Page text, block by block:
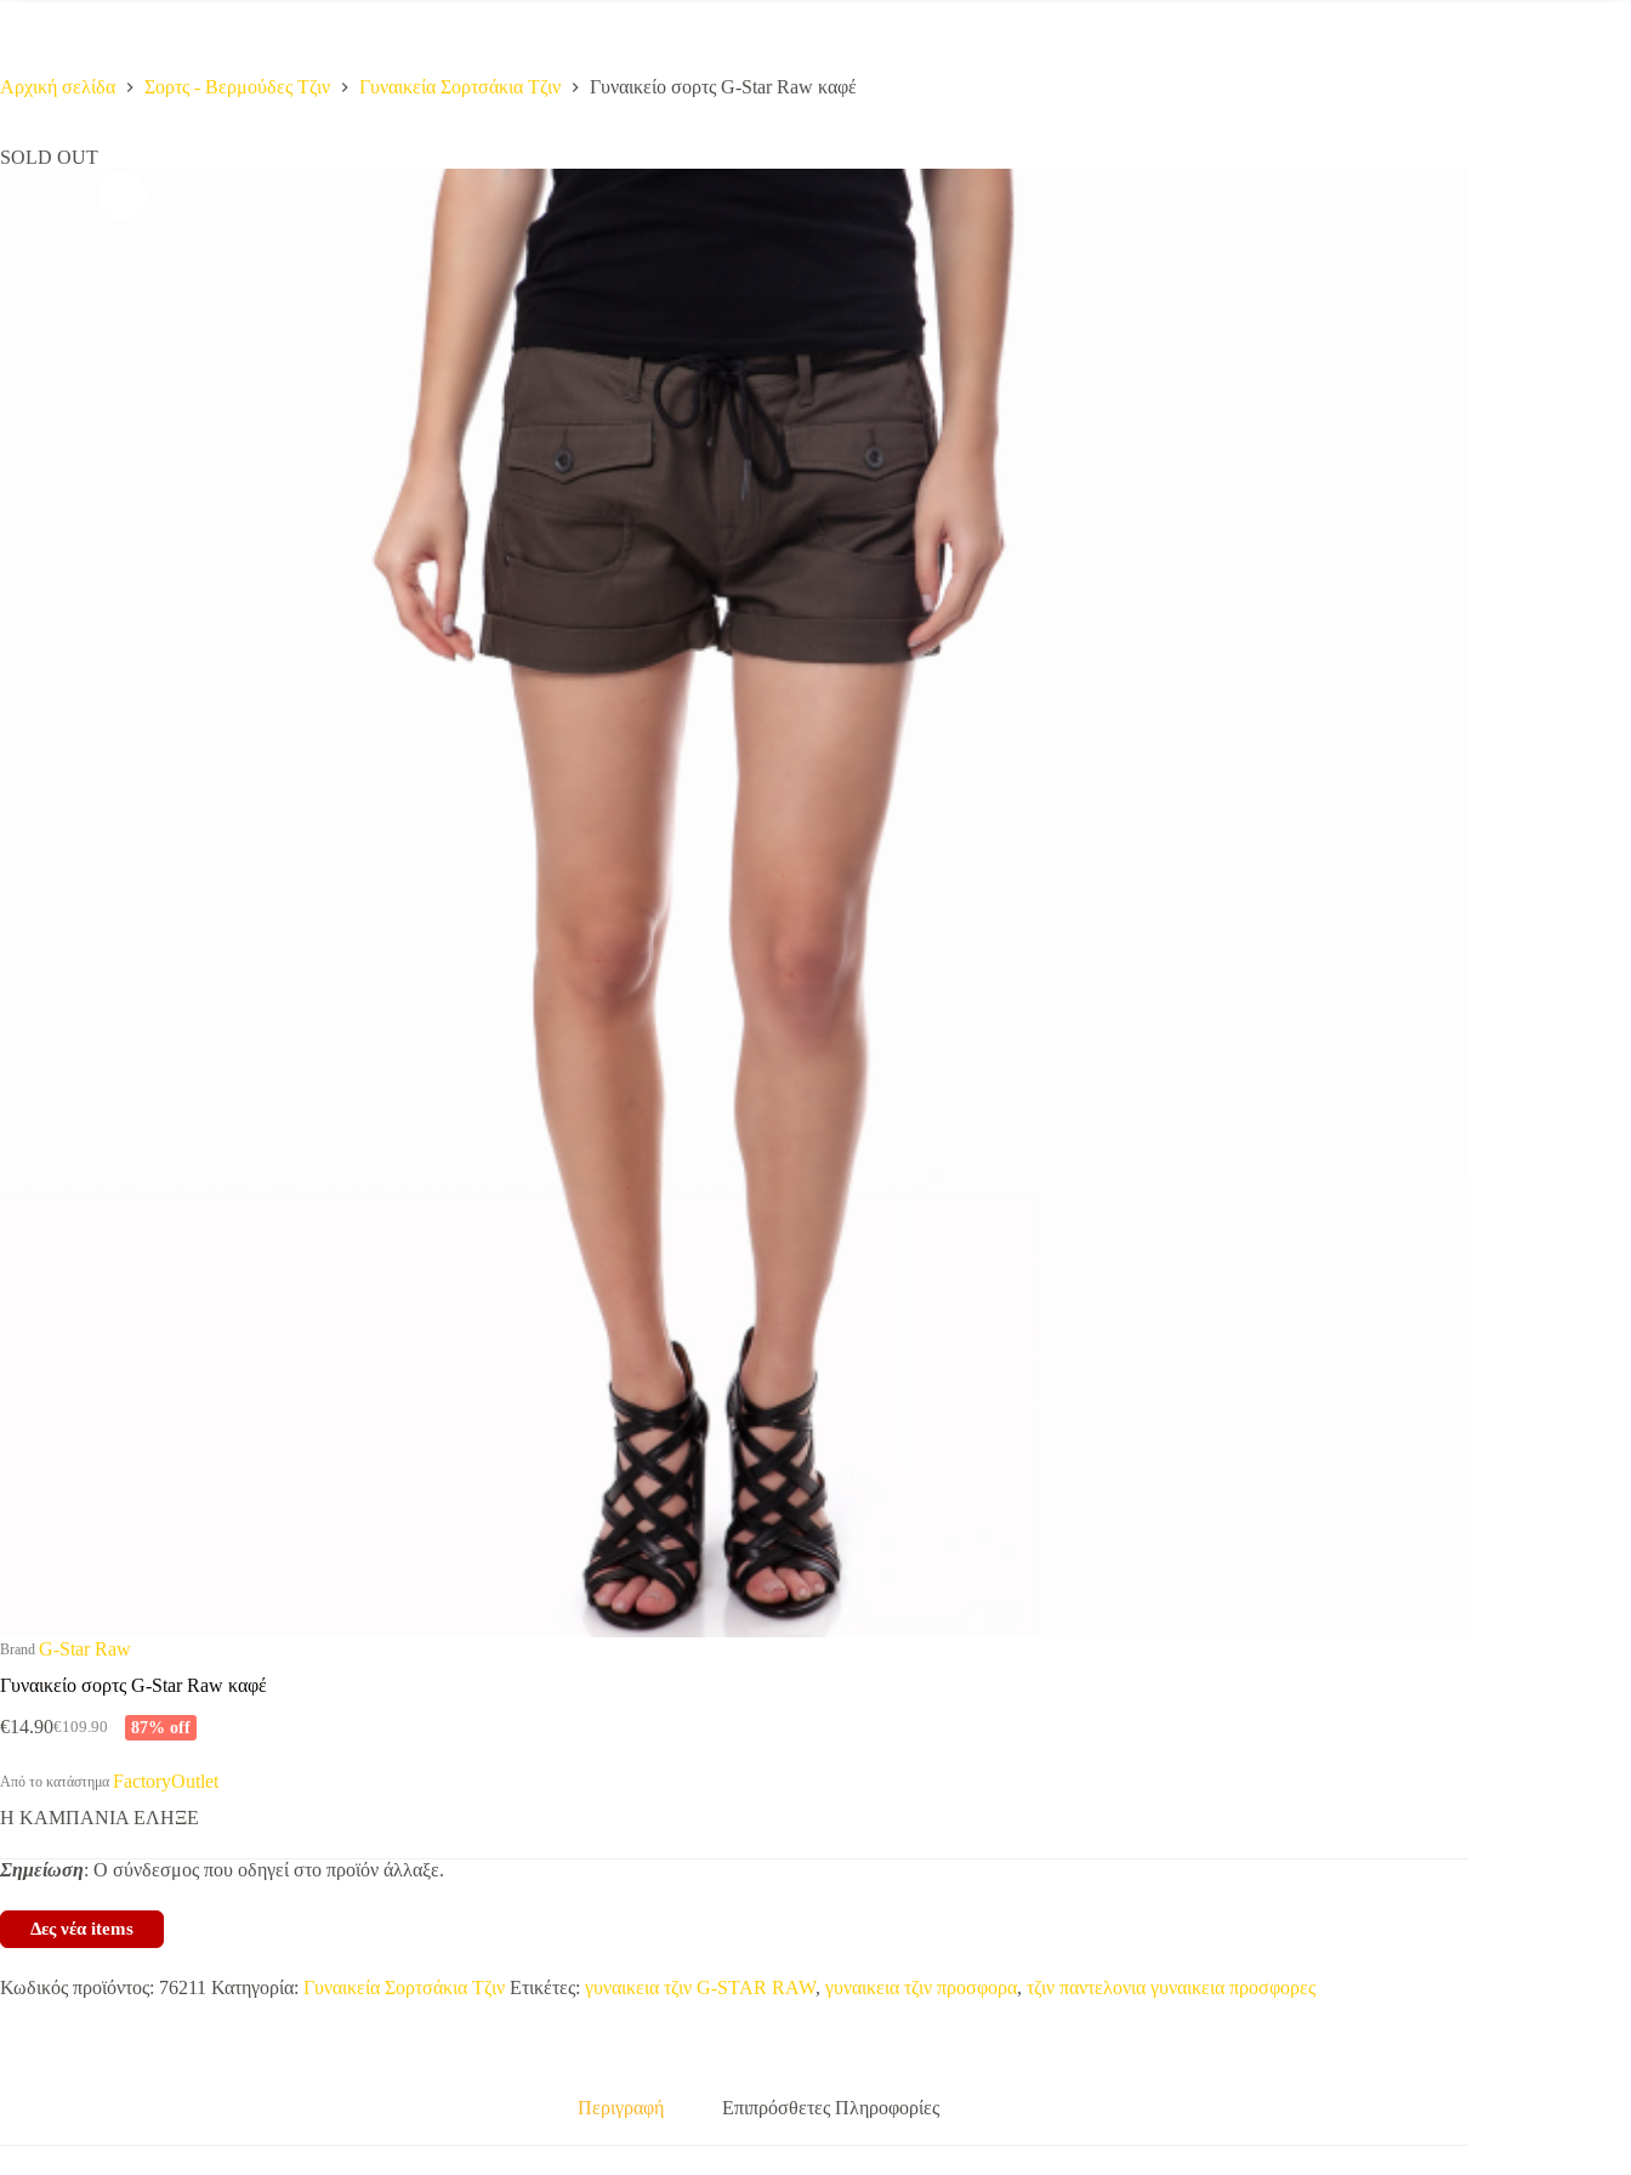
Αρχική σελίδα Σορτς - Βερμούδες Τζιν Γυναικεία Σορτσάκια Τζιν Γυναικείο σορτς G-Star Raw καφέ
SOLD OUT
Brand G-Star Raw
Γυναικείο σορτς G-Star Raw καφέ
€109.90
Original
was:
€14.90Η
τιμή
€14.90.
87% off
Από το κατάστημα FactoryOutlet
Η ΚΑΜΠΑΝΙΑ ΕΛΗΞΕ
Σημείωση: Ο σύνδεσμος που οδηγεί στο προϊόν άλλαξε.
Δες νέα items
Κωδικός προϊόντος: 76211 Κατηγορία: Γυναικεία Σορτσάκια Τζιν Ετικέτες: γυναικεια τζιν G-STAR RAW, γυναικεια τζιν προσφορα, τζιν παντελονια γυναικεια προσφορες
Περιγραφή Επιπρόσθετες Πληροφορίες